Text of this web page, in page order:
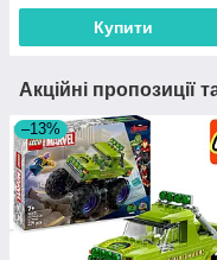
Купити
Акційні пропозиції
–13%